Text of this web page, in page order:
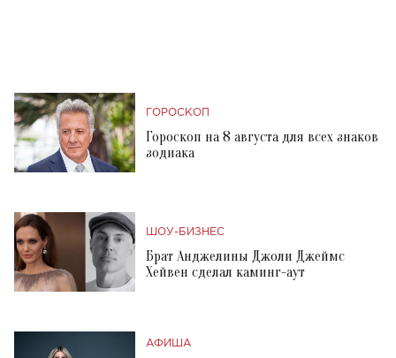
ГОРОСКОП
Гороскоп на 8 августа для всех знаков
зодиака
ШОУ-БИЗНЕС
Брат Анджелины Джоли Джеймс
Хейвен сделал каминг-аут
АФИША